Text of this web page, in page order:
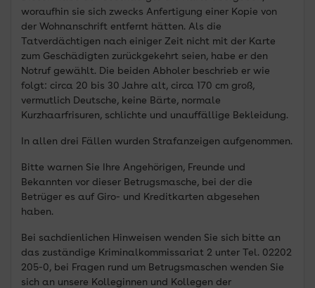
woraufhin sie sich zwecks Anfertigung einer Kopie von
der Wohnanschrift entfernt hätten. Als die
Tatverdächtigen nach einiger Zeit nicht mit der Karte
zum Geschädigten zurückgekehrt seien, habe er den
Notruf gewählt. Die beiden Abholer beschrieb er wie
folgt: circa 20 bis 30 Jahre alt, circa 170 cm groß,
vermutlich Deutsche, keine Bärte, normale
Kurzhaarfrisuren, schlichte und unauffällige Bekleidung.
In allen drei Fällen wurden Strafanzeigen aufgenommen.
Bitte warnen Sie Ihre Angehörigen, Freunde und
Bekannten vor dieser Betrugsmasche, bei der die
Betrüger es auf Giro- und Kreditkarten abgesehen
haben.
Bei sachdienlichen Hinweisen wenden Sie sich bitte an
das zuständige Kriminalkommissariat 2 unter Tel. 02202
205-0, bei Fragen rund um Betrugsmaschen wenden Sie
sich an unsere Kolleginnen und Kollegen der